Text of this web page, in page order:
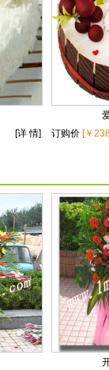
[详 情]
订购价 [￥